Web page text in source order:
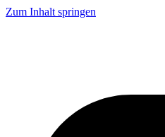
Zum Inhalt springen